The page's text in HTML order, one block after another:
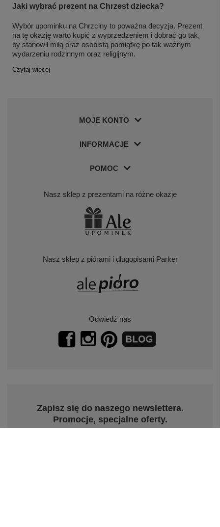
Jaki wybrać prezent na Chrzest dziecka?
Wybór upominku na Chrzciny to poważna decyzja. Prezent
na tę okazję warto kupić z wyprzedzeniem i dobrać go tak,
by stanowił miłą oraz osobistą pamiątkę po tak ważnym
wydarzeniu rodzinnym oraz religijnym.
Czytaj więcej
MOJE KONTO
INFORMACJE
POMOC
Nasz sklep z prezentami na różne okazje
Nasz sklep z piórami i długopisami Parker
Odwiedź nas
Zapisz się do naszego newslettera.
Promocje, specjalne oferty.